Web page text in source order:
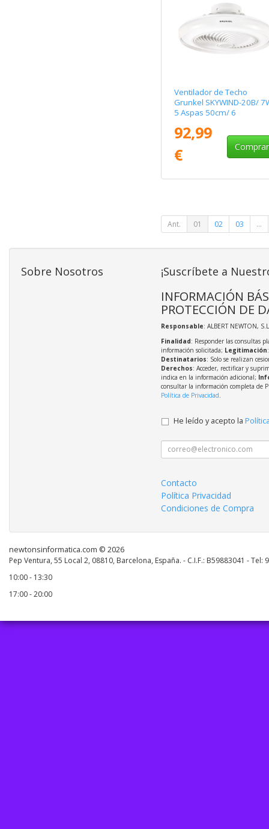
Ventilador de Techo
Grunkel SKYWIND-20B/
5 Aspas 50cm/ 6
92,99
€
Comprar
Ant. 01 02 03 ...
Sobre Nosotros ¡Suscríbete a
INFORMACIÓN
PROTECCIÓN DE
Responsable: ALBERT NEWTON,
Finalidad: Responder las consultas
información solicitada; Legitimación
Destinatarios: Solo se realizan
Derechos: Acceder, rectificar y
indica en la información adicional;
consultar la información completa de
Política de Privacidad.
He leído y acepto la
Contacto
Política Privacidad
Condiciones de Compra
newtonsinformatica.com © 2026
Pep Ventura, 55 Local 2, 08810, Barcelona, España. - C.I.F.: B59883041 - Tel:
10:00 - 13:30
17:00 - 20:00